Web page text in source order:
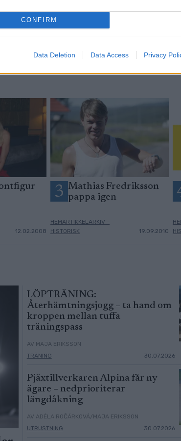
CONFIRM
Data Deletion Data Access Privacy
12.02.2008
3 Mathias Fredriksson
pappa igen
HEMARTIKKELARKIV -
HISTORISK
19.09.2010
LÖPTRÄNING:
Återhämtningsjogg – ta hand om
kroppen mellan tuffa
träningspass
AV MAJA ERIKSSON
TRÄNING
30.07.2026
Pjäxtillverkaren Alpina får ny
ägare – nedprioriterar
längdåkning
AV ADÉLA ROČÁRKOVÁ/MAJA ERIKSSON
UTRUSTNING
30.07.2026